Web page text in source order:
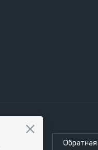
Обратная